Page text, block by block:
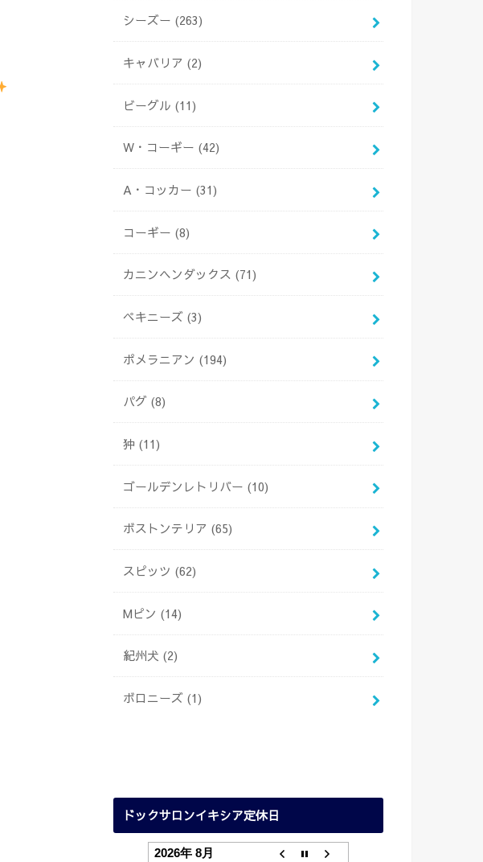
シーズー (263)
キャバリア (2)
ビーグル (11)
W・コーギー (42)
A・コッカー (31)
コーギー (8)
カニンヘンダックス (71)
ペキニーズ (3)
ポメラニアン (194)
パグ (8)
狆 (11)
ゴールデンレトリバー (10)
ボストンテリア (65)
スピッツ (62)
Mピン (14)
紀州犬 (2)
ボロニーズ (1)
ドックサロンイキシア定休日
2026年 8月